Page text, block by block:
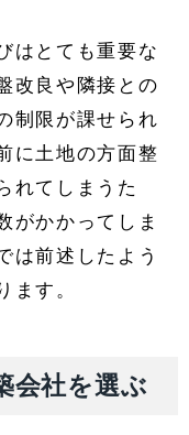
はとても重要な
改良や隣接との
制限が課せられ
に土地の方面整
れてしまうた
がかかってしま
は前述したよう
ます。
会社を選ぶ